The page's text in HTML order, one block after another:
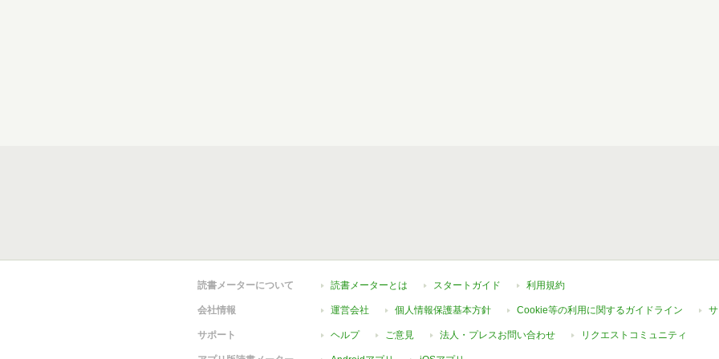
読書メーターについて 読書メーターとは スタートガイド 利用規約
会社情報 運営会社 個人情報保護基本方針 Cookie等の利用に関するガイドライン
サポート ヘルプ ご意見 法人・プレスお問い合わせ リクエストコミュニティ